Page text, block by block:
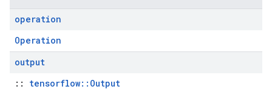
operation
Operation
output
:: tensorflow::Output